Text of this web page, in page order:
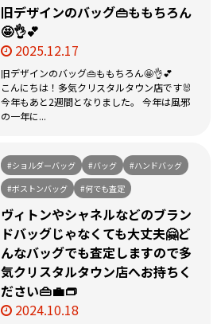
旧デザインのバッグ👜ももちろん
🤩👌💕
2025.12.17
旧デザインのバッグ👜ももちろん🤩👌💕
こんにちは！多気クリスタルタウン店です🐰
今年もあと2週間となりました。 今年は風邪
の一年に...
#ショルダーバッグ #バッグ
#ハンドバッグ
#ボストンバッグ
#何でも査定
ヴィトンやシャネルなどのブラン
ドバッグじゃなくても大丈夫🤗ど
んなバッグでも査定しますので多
気クリスタルタウン店へお持ちく
ださい👜💼👝
2024.10.18